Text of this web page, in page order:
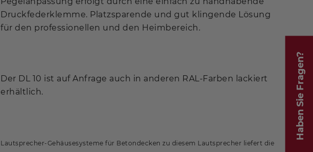
Haben Sie Fragen?
Druckfederklemme. Platzsparende und gut klingende Lösung
für den professionellen und den Heimbereich.
Der DL 10 ist auf Anfrage auch in anderen RAL-Farben lackiert
erhältlich.
Lautsprecher-Gehäusesysteme für Betondecken zu diesem Lautsprecher liefert die